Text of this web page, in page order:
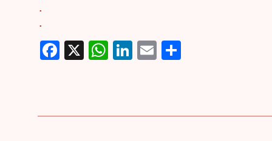
.
.
Facebook
X WhatsApp
LinkedIn
EmailShare